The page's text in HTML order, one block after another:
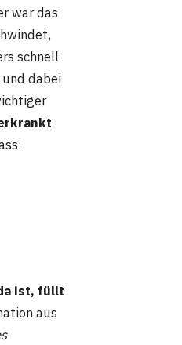
war das
schnell
und dabei
ist, füllt
aus